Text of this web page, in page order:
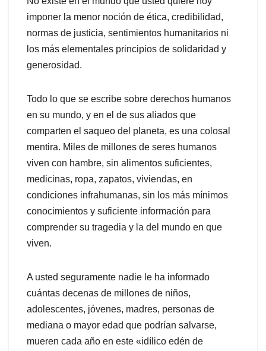
imponer la menor noción de ética, credibilidad,
normas de justicia, sentimientos humanitarios ni
los más elementales principios de solidaridad y
generosidad.
Todo lo que se escribe sobre derechos humanos
en su mundo, y en el de sus aliados que
comparten el saqueo del planeta, es una colosal
mentira. Miles de millones de seres humanos
viven con hambre, sin alimentos suficientes,
medicinas, ropa, zapatos, viviendas, en
condiciones infrahumanas, sin los más mínimos
conocimientos y suficiente información para
comprender su tragedia y la del mundo en que
viven.
A usted seguramente nadie le ha informado
cuántas decenas de millones de niños,
adolescentes, jóvenes, madres, personas de
mediana o mayor edad que podrían salvarse,
mueren cada año en este «idílico edén de